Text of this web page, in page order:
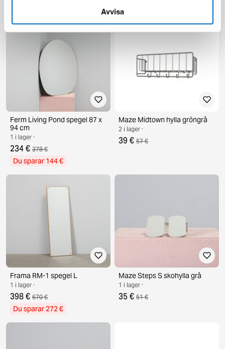
Avvisa
Ferm Living Pond spegel 87 x
94 cm
1 i lager ·
234 € 378 €
Du sparar 144 €
Maze Midtown hylla gröngrå
2 i lager ·
39 € 57 €
Frama RM-1 spegel L
1 i lager ·
398 € 670 €
Du sparar 272 €
Maze Steps S skohylla grå
1 i lager ·
35 € 51 €